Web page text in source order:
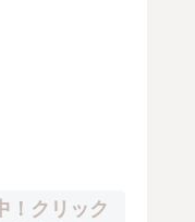
！クリック